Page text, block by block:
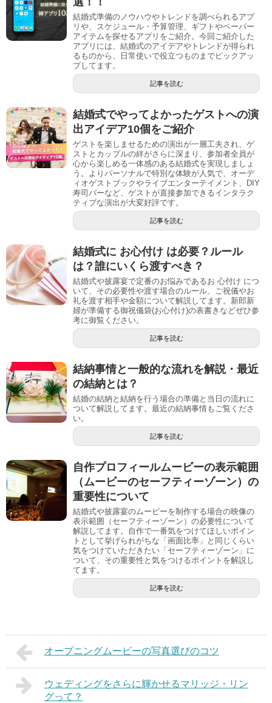
結婚式準備のノウハウやトレンドを調べられるアプ
リや、スケジュール・予算管理、ギフトやペーパー
アイテムを探せるアプリをご紹介。今回ご紹介した
アプリには、結婚式のアイデアやトレンドが得られ
るものから、日常使いで役立つものまでピックアッ
プしてます。
記事を読む
結婚式でやってよかったゲストへの演
出アイデア10個をご紹介
ゲストを楽しませるための演出が一層工夫され、ゲ
ストとカップルの絆がさらに深まり、参加者全員が
心から楽しめる一体感のある結婚式を実現しましょ
う。よりパーソナルで特別な体験が人気で、オーデ
ィオゲストブックやライブエンターテイメント、DIY
寿司バーなど、ゲストが直接参加できるインタラク
ティブな演出が大変好評です。
記事を読む
結婚式に お心付け は必要？ルール
は？誰にいくら渡すべき？
結婚式や披露宴で定番のお悩みであるお 心付け につ
いて、その必要性や渡す場合のルール、ご祝儀やお
礼を渡す相手や金額について解説してます。新郎新
婦が準備する御祝儀袋(お心付け)の表書きなどぜひ参
考に御覧ください。
記事を読む
結納事情と一般的な流れを解説・最近
の結納とは？
結婚の結納と結納を行う場合の準備と当日の流れに
ついて解説してます。最近の結納事情もご覧くださ
い。
記事を読む
自作プロフィールムービーの表示範囲
（ムービーのセーフティーゾーン）の
重要性について
結婚式や披露宴のムービーを制作する場合の映像の
表示範囲（セーフティーゾーン）の必要性について
解説してます。自作で一番気をつけてほしいポイン
トとして挙げられがちな「画面比率」と同じくらい
気をつけていただきたい「セーフティーゾーン」に
ついて、その重要性と気をつけるポイントを解説し
てます。
記事を読む
オープニングムービーの写真選びのコツ
ウェディングをさらに輝かせるマリッジ・リン
グって？